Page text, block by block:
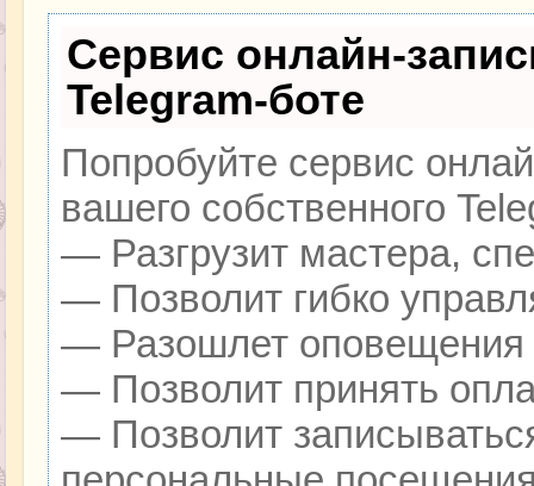
Сервис онлайн-
Telegram-боте
Попробуйте сервис
вашего собственного
— Разгрузит мастера,
— Позволит гибко
— Разошлет оповещения
— Позволит принять
— Позволит